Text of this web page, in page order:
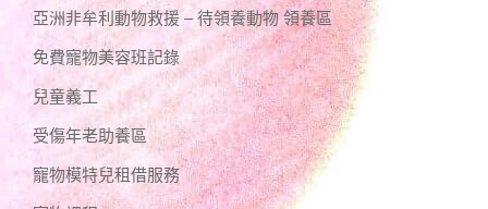
亞洲非牟利動物救援 – 待領養動物 領養區
免費寵物美容班記錄
兒童義工
受傷年老助養區
寵物模特兒租借服務